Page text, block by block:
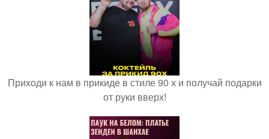
Приходи к нам в прикиде в стиле 90 х и получай подарки
от руки вверх!